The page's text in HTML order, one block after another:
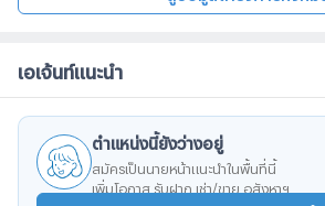
ออกกำลังกาย ไปทำงาน หรือ hang out
สินค้าเซ็นทรัลบางนา2. ห้างสรรพสินค้าซีค
สรรพสินค้าพาราไดรส์4. ปิยรมณ์เพลส5.
กล้วยน้ำไท 26. วิทยาลัยพาณิชยการบางน
ยการ8. มหาวิทยาลัยเซาธ์อิสบางกอก
เอเจ้นท์แนะนำ
ตำแหน่งนี้ยังว่างอยู่
สมัครเป็นนายหน้าแนะนำในพื้นที่นี้
เพิ่มโอกาส รับฝาก เช่า/ขาย อสังหาฯ